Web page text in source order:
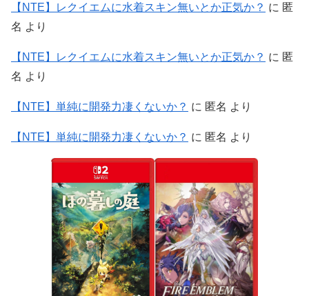
【NTE】レクイエムに水着スキン無いとか正気か？ に 匿
名 より
【NTE】レクイエムに水着スキン無いとか正気か？ に 匿
名 より
【NTE】単純に開発力凄くないか？ に 匿名 より
【NTE】単純に開発力凄くないか？ に 匿名 より